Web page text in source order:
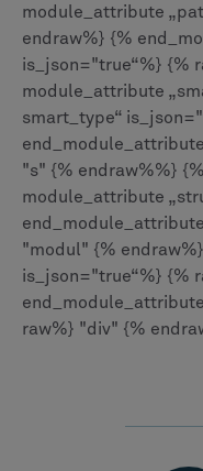
module_attribute
endraw%} {%
is_json="true“%} {%
module_attribute
smart_type“
"s" {% endraw%%}
module_attribute
"modul" {%
is_json="true“%} {%
raw%} "div" {%